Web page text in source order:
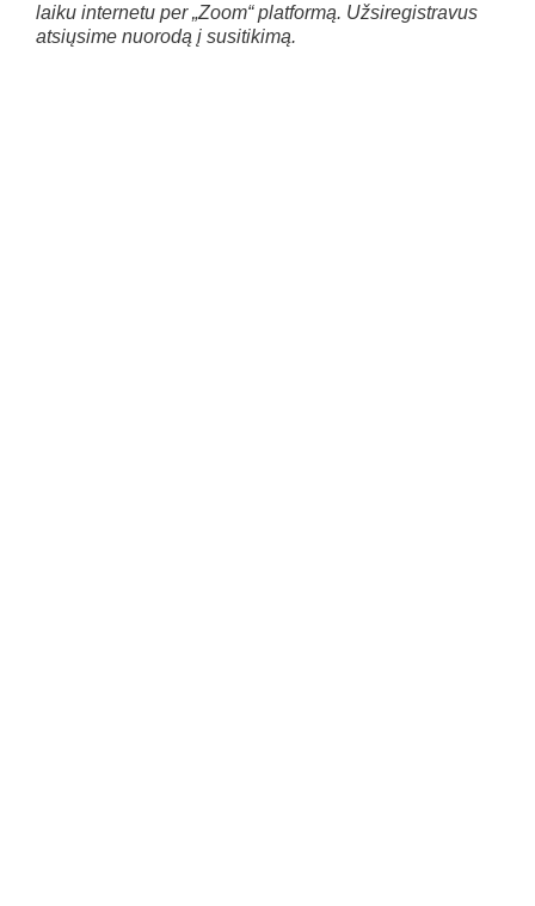
laiku internetu per „Zoom“ platformą. Užsiregistravus
atsiųsime nuorodą į susitikimą.